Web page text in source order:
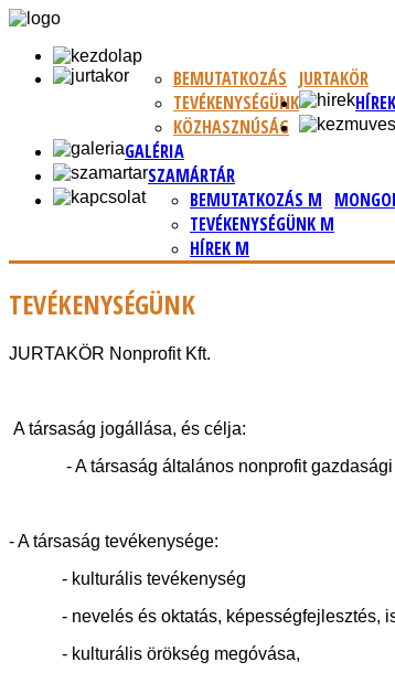
JURTAKÖR
BEMUTATKOZÁS
TEVÉKENYSÉGÜNK
KÖZHASZNÚSÁG
HÍREK
GALÉRIA
SZAMÁRTÁR
BEMUTATKOZÁS M
TEVÉKENYSÉGÜNK M
HÍREK M
TEVÉKENYSÉGÜNK
JURTAKÖR Nonprofit Kft.
A társaság jogállása, és célja:
- A társaság általános nonprofit gazdasági
- A társaság tevékenysége:
- kulturális tevékenység
- nevelés és oktatás, képességfejlesztés,
- kulturális örökség megóvása,